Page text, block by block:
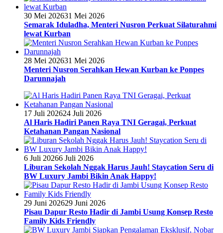
30 Mei 202631 Mei 2026
Semarak Iduladha, Menteri Nusron Perkuat Silaturahmi
lewat Kurban
28 Mei 202631 Mei 2026
Menteri Nusron Serahkan Hewan Kurban ke Ponpes
Darunnajah
17 Juli 202624 Juli 2026
Al Haris Hadiri Panen Raya TNI Geragai, Perkuat
Ketahanan Pangan Nasional
6 Juli 20266 Juli 2026
Liburan Sekolah Nggak Harus Jauh! Staycation Seru di
BW Luxury Jambi Bikin Anak Happy!
29 Juni 202629 Juni 2026
Pisau Dapur Resto Hadir di Jambi Usung Konsep Resto
Family Kids Friendly